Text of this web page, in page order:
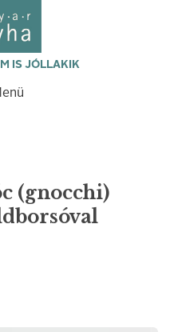
IS JÓLLAKIK
(gnocchi)